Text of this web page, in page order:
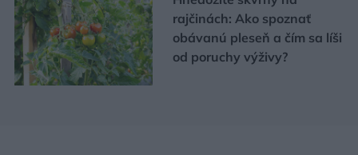
rajčinách: Ako spoznať
obávanú pleseň a čím sa líši
od poruchy výživy?